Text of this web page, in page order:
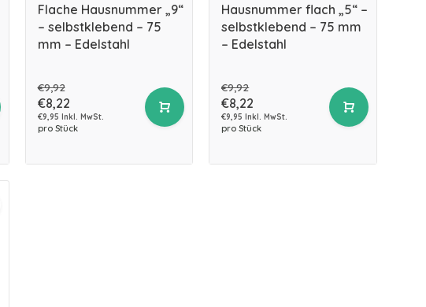
Flache Hausnummer „9“
– selbstklebend – 75
mm – Edelstahl
€9,92
€8,22
€9,95 Inkl. MwSt.
pro Stück
Hausnummer flach „5“ –
selbstklebend – 75 mm
– Edelstahl
€9,92
€8,22
€9,95 Inkl. MwSt.
pro Stück